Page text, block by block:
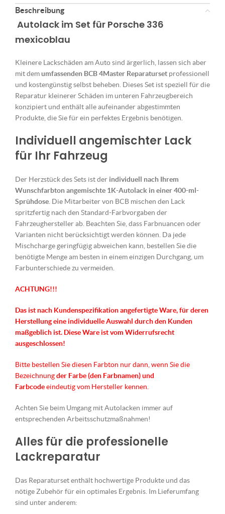
Beschreibung
Autolack im Set für Porsche 336
mexicoblau
Kleinere Lackschäden am Auto sind ärgerlich, lassen sich aber
mit demumfassenden BCB 4Master Reparaturset professionell
und kostengünstig selbst beheben. Dieses Set ist speziell für die
Reparatur kleinerer Schäden im unteren Fahrzeugbereich
konzipiert und enthält alle aufeinander abgestimmten
Produkte, die Sie für ein perfektes Ergebnis benötigen.
Individuell angemischter Lack
für Ihr Fahrzeug
Der Herzstück des Sets ist der individuell nach Ihrem
Wunschfarbton angemischte 1K-Autolack in einer 400-ml-
Sprühdose . Die Mitarbeiter von BCB mischen den Lack
spritzfertig nach den Standard-Farbvorgaben der
Fahrzeughersteller ab. Beachten Sie, dass Farbnuancen oder
Varianten nicht berücksichtigt werden können. Da jede
Mischcharge geringfügig abweichen kann, bestellen Sie die
benötigte Menge am besten in einem einzigen Durchgang, um
Farbunterschiede zu vermeiden.
ACHTUNG!!!
Das ist nach Kundenspezifikation angefertigte Ware, für deren
Herstellung eine individuelle Auswahl durch den Kunden
maßgeblich ist. Diese Ware ist vom Widerrufsrecht
ausgeschlossen!
Bitte bestellen Sie diesen Farbton nur dann, wenn Sie die
Bezeichnungder Farbe (den Farbnamen) und
Farbcodeeindeutig vom Hersteller kennen.
Achten Sie beim Umgang mit Autolacken immer auf
entsprechenden Arbeitsschutzmaßnahmen!
Alles für die professionelle
Lackreparatur
Das Reparaturset enthält hochwertige Produkte und das
nötige Zubehör für ein optimales Ergebnis. Im Lieferumfang
sind unter anderem: